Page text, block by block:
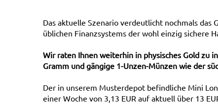
Das aktuelle Szenario verdeutlicht nochmals das
üblichen Finanzsystems der wohl einzig sichere
Wir raten Ihnen weiterhin in physisches Gold zu
Gramm und gängige 1-Unzen-Münzen wie der
Der in unserem Musterdepot befindliche Mini
einer Woche von 3,13 EUR auf aktuell über 13